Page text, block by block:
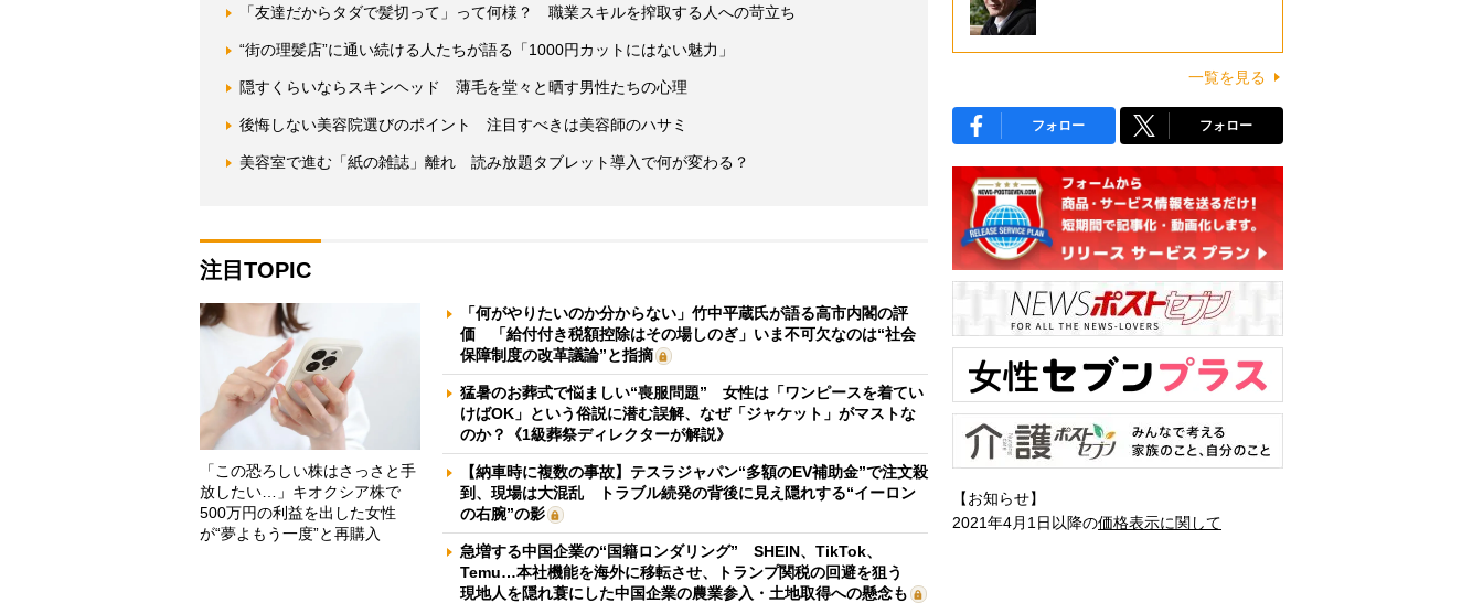
「友達だからタダで髪切って」って何様？ 職業スキルを搾取する人への苛立ち
“街の理髪店”に通い続ける人たちが語る「1000円カットにはない魅力」
隠すくらいならスキンヘッド 薄毛を堂々と晒す男性たちの心理
後悔しない美容院選びのポイント 注目すべきは美容師のハサミ
美容室で進む「紙の雑誌」離れ 読み放題タブレット導入で何が変わる？
注目TOPIC
「この恐ろしい株はさっさと手
放したい…」キオクシア株で
500万円の利益を出した女性
が“夢よもう一度”と再購入
「何がやりたいのか分からない」竹中平蔵氏が語る高市内閣の評
価 「給付付き税額控除はその場しのぎ」いま不可欠なのは“社会
保障制度の改革議論”と指摘
猛暑のお葬式で悩ましい“喪服問題” 女性は「ワンピースを着てい
けばOK」という俗説に潜む誤解、なぜ「ジャケット」がマストな
のか？《1級葬祭ディレクターが解説》
【納車時に複数の事故】テスラジャパン“多額のEV補助金”で注文殺
到、現場は大混乱 トラブル続発の背後に見え隠れする“イーロン
の右腕”の影
急増する中国企業の“国籍ロンダリング” SHEIN、TikTok、
Temu…本社機能を海外に移転させ、トランプ関税の回避を狙う
現地人を隠れ蓑にした中国企業の農業参入・土地取得への懸念も
一覧を見る
フォロー フォロー
【お知らせ】
2021年4月1日以降の価格表示に関して